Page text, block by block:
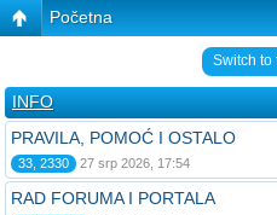
Početna
Switch to
INFO
PRAVILA, POMOĆ I OSTALO
33, 2330 27 srp 2026, 17:54
RAD FORUMA I PORTALA